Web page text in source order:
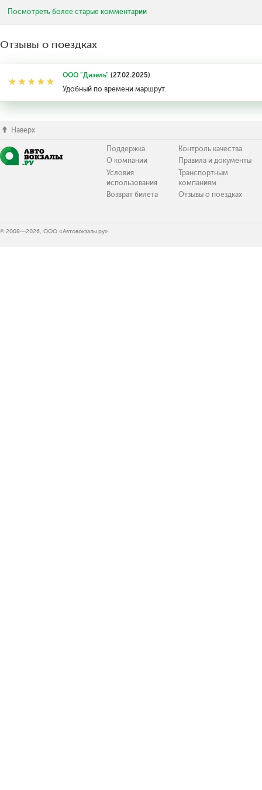
Посмотреть более старые комментарии
Отзывы о поездках
ООО "Дизель" (27.02.2025)
Удобный по времени маршрут.
Наверх
Поддержка
О компании
Условия
использования
Возврат билета
Контроль качества
Правила и документы
Транспортным
компаниям
Отзывы о поездках
© 2008—2026, ООО «Автовокзалы.ру»